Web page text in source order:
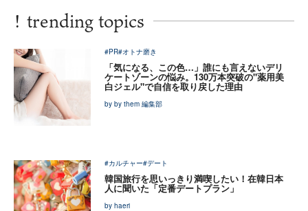
! trending topics
#PR#オトナ磨き
「気になる、この色…」誰にも言えないデリ
ケートゾーンの悩み。130万本突破の"薬用美
白ジェル"で自信を取り戻した理由
by by them 編集部
#カルチャー#デート
韓国旅行を思いっきり満喫したい！在韓日本
人に聞いた「定番デートプラン」
by haeri